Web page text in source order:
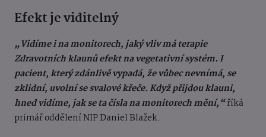
Efekt je viditelný
„Vidíme i na monitorech, jaký vliv má terapie
Zdravotních klaunů efekt na vegetativní systém. I
pacient, který zdánlivě vypadá, že vůbec nevnímá, se
zklidní, uvolní se svalové křeče. Když přijdou klauni,
hned vidíme, jak se ta čísla na monitorech mění,“říká
primář oddělení NIP Daniel Blažek.